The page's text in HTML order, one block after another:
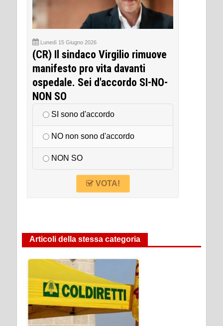
Lunedì 15 Giugno 2026
(CR) Il sindaco Virgilio rimuove
manifesto pro vita davanti
ospedale. Sei d'accordo SI-NO-
NON SO
SI sono d'accordo
NO non sono d'accordo
NON SO
VOTA!
Articoli della stessa categoria